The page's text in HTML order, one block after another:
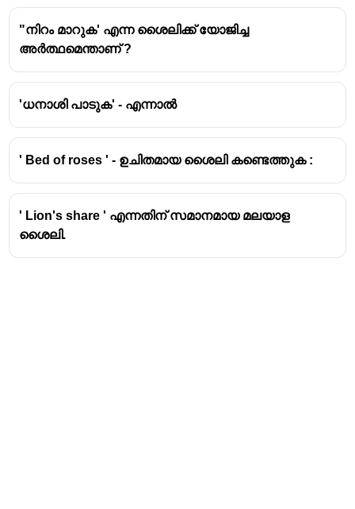
അവസ്ഥ - കന്നിപറിക്കലും കടലാട്ടവും ഒരുമിച്ച്
"നിറം മാറുക' എന്ന ശൈലിക്ക് യോജിച്ച
അർത്ഥമെന്താണ് ?
'ധനാശി പാടുക' - എന്നാൽ
' Bed of roses ' - ഉചിതമായ ശൈലി കണ്ടെത്തുക :
' Lion's share ' എന്നതിന് സമാനമായ മലയാള
ശൈലി.